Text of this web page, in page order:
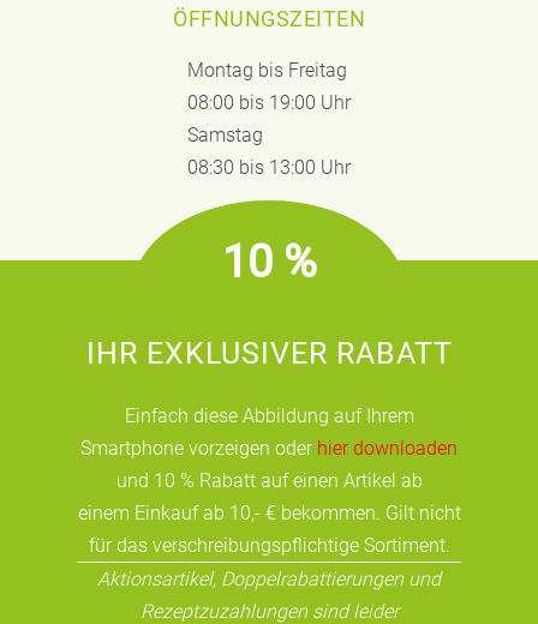
ÖFFNUNGSZEITEN
Montag bis Freitag
08:00 bis 19:00 Uhr
Samstag
08:30 bis 13:00 Uhr
10 %
IHR EXKLUSIVER RABATT
Einfach diese Abbildung auf Ihrem
Smartphone vorzeigen oder hier downloaden
und 10 % Rabatt auf einen Artikel ab
einem Einkauf ab 10,- € bekommen. Gilt nicht
für das verschreibungspflichtige Sortiment.
Aktionsartikel, Doppelrabattierungen und
Rezeptzuzahlungen sind leider